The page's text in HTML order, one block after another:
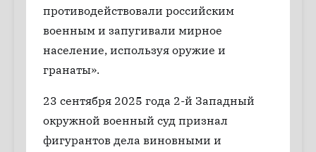
противодействовали российским
военным и запугивали мирное
население, используя оружие и
гранаты».
23 сентября 2025 года 2-й Западный
окружной военный суд признал
фигурантов дела виновными и